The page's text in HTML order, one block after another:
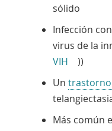
sólido
Infección con
virus de la
VIH
))
Un
Más común